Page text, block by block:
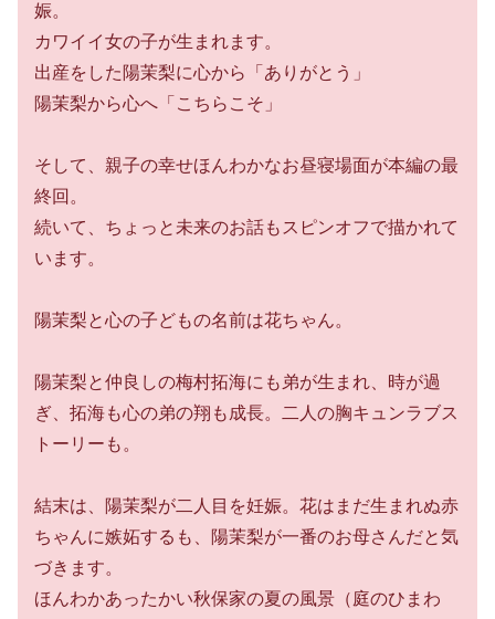
娠。
カワイイ女の子が生まれます。
出産をした陽茉梨に心から「ありがとう」
陽茉梨から心へ「こちらこそ」
そして、親子の幸せほんわかなお昼寝場面が本編の最
終回。
続いて、ちょっと未来のお話もスピンオフで描かれて
います。
陽茉梨と心の子どもの名前は花ちゃん。
陽茉梨と仲良しの梅村拓海にも弟が生まれ、時が過
ぎ、拓海も心の弟の翔も成長。二人の胸キュンラブス
トーリーも。
結末は、陽茉梨が二人目を妊娠。花はまだ生まれぬ赤
ちゃんに嫉妬するも、陽茉梨が一番のお母さんだと気
づきます。
ほんわかあったかい秋保家の夏の風景（庭のひまわ